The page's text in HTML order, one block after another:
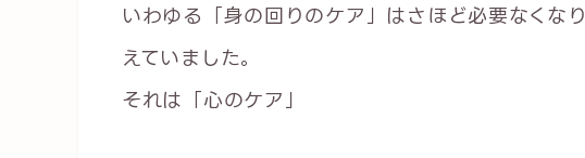
いわゆる「身の回りのケア」はさほど必要なくな
えていました。
それは「心のケア」